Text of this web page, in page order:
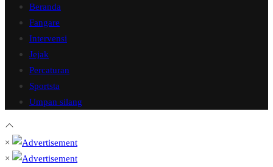
Beranda
Fangare
Intervensi
Jejak
Percaturan
Sportsta
Umpan silang
×
×